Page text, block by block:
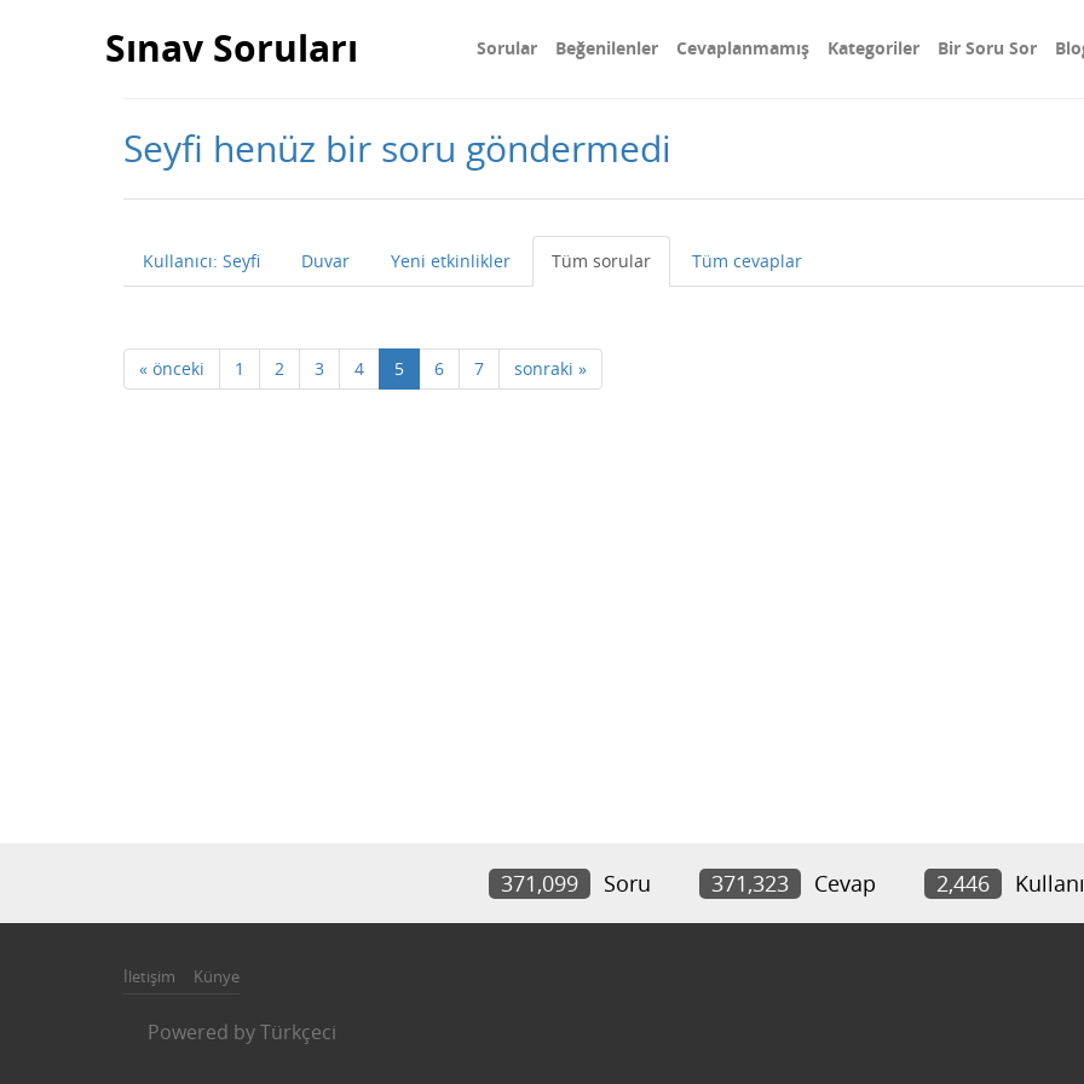
Sınav Soruları Sorular Beğenilenler Cevaplanmamış Kategoriler Bir Soru Sor
Seyfi henüz bir soru göndermedi
Kullanıcı: Seyfi Duvar Yeni etkinlikler Tüm sorular Tüm cevaplar
« önceki 1 2 3 4 5 6 7 sonraki »
371,099 Soru 371,323 Cevap 2,446
İletişim Künye
Powered byTürkçeci